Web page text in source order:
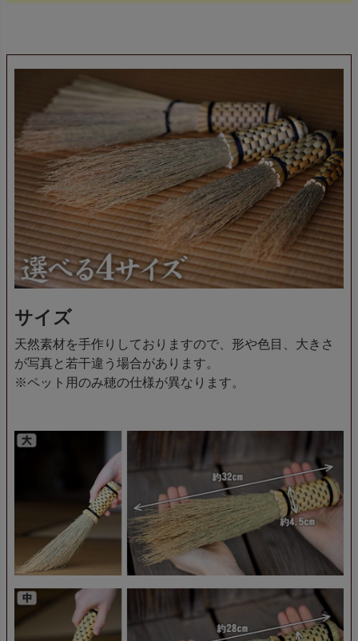
サイズ
天然素材を手作りしておりますので、形や色目、大きさ
が写真と若干違う場合があります。
※ペット用のみ穂の仕様が異なります。